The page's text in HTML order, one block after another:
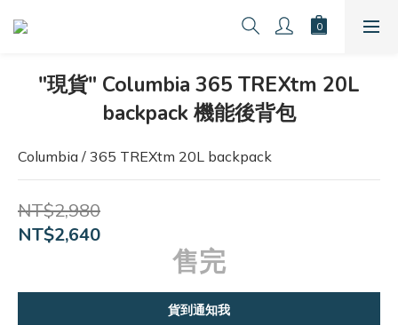
"現貨" Columbia 365 TREXtm 20L
backpack 機能後背包
Columbia / 365 TREXtm 20L backpack
NT$2,980
NT$2,640
售完
貨到通知我